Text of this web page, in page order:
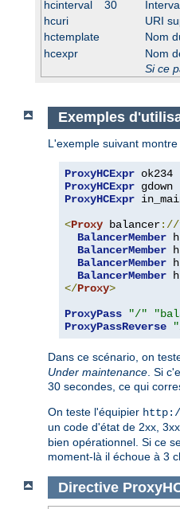
hcinterval
30
hcuri
URI
hctemplate
Nom
hcexpr
Nom
Si ce
Exemples
L'exemple suivant
ProxyHCExpr ok234
ProxyHCExpr gdown
ProxyHCExpr
<Proxy balancer://
BalancerMember
BalancerMember
BalancerMember
BalancerMember
</Proxy>
ProxyPass
"/"
ProxyPassReverse
Dans ce scénario, on
Under maintenance . Si
30 secondes, ce qui
On teste l'équipier http://
un code d'état de 2xx,
bien opérationnel. Si ce
moment-là il échoue à 3
Directive